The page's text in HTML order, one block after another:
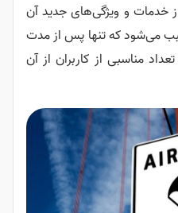
خدمات و ویژگی‌های جدید آن
می‌شود که تنها پس از مدت
مناسبی از کاربران از آن